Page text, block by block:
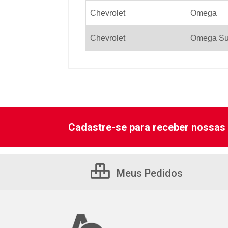
Chevrolet Omega
Chevrolet Omega
Cadastre-se para receber
Meus Pedidos